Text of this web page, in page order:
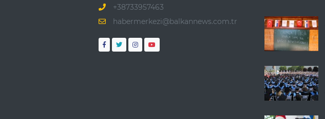
+38733957463
habermerkezi@balkannews.com.tr